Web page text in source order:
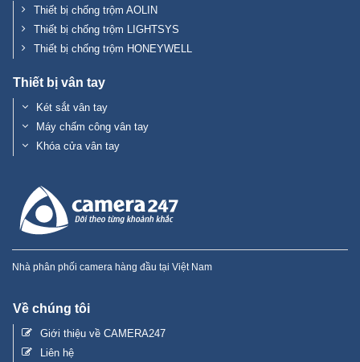
Thiết bị chống trộm AOLIN
Thiết bị chống trộm LIGHTSYS
Thiết bị chống trộm HONEYWELL
Thiết bị vân tay
Két sắt vân tay
Máy chấm công vân tay
Khóa cửa vân tay
Nhà phân phối camera hàng đầu tại Việt Nam
Về chúng tôi
Giới thiệu về CAMERA247
Liên hệ